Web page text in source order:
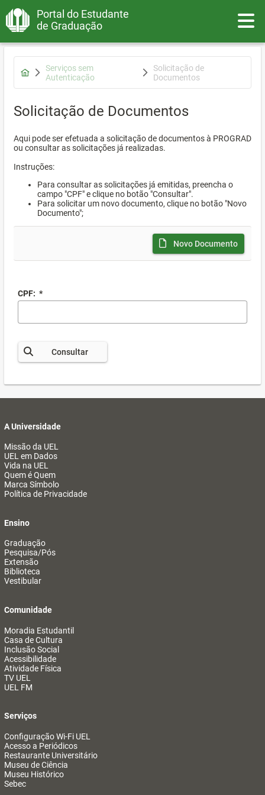
Portal do Estudante
de Graduação
Serviços sem
Autenticação
Solicitação de
Documentos
Solicitação de Documentos
Aqui pode ser efetuada a solicitação de documentos à PROGRAD
ou consultar as solicitações já realizadas.
Instruções:
Para consultar as solicitações já emitidas, preencha o
campo "CPF" e clique no botão "Consultar".
Para solicitar um novo documento, clique no botão "Novo
Documento";
Novo Documento
CPF: *
Consultar
A Universidade
Missão da UEL
UEL em Dados
Vida na UEL
Quem é Quem
Marca Símbolo
Política de Privacidade
Ensino
Graduação
Pesquisa/Pós
Extensão
Biblioteca
Vestibular
Comunidade
Moradia Estudantil
Casa de Cultura
Inclusão Social
Acessibilidade
Atividade Física
TV UEL
UEL FM
Serviços
Configuração Wi-Fi UEL
Acesso a Periódicos
Restaurante Universitário
Museu de Ciência
Museu Histórico
Sebec